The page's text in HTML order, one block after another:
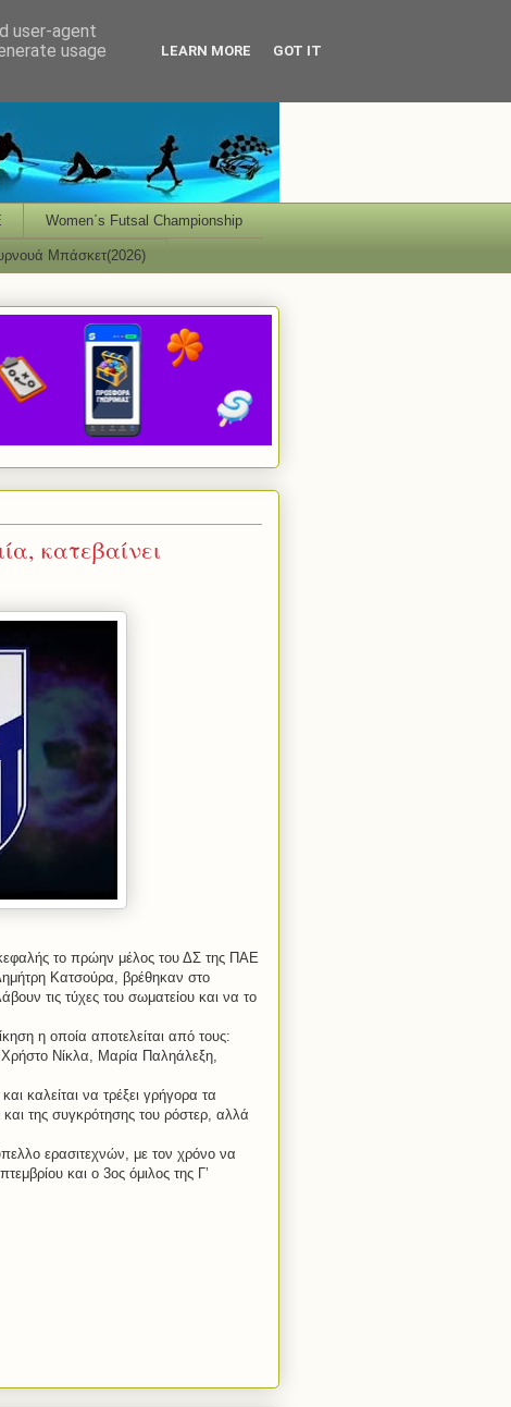
Women΄s Futsal Championship
Μπάσκετ(2026)
κατεβαίνει
το πρώην μέλος του ΔΣ της ΠΑΕ
Κατσούρα, βρέθηκαν στο
τις τύχες του σωματείου και να το
η οποία αποτελείται από τους:
Νίκλα, Μαρία Παληάλεξη,
καλείται να τρέξει γρήγορα τα
της συγκρότησης του ρόστερ, αλλά
ερασιτεχνών, με τον χρόνο να
και ο 3ος όμιλος της Γ’
user-agent
usage
LEARN MORE GOT IT